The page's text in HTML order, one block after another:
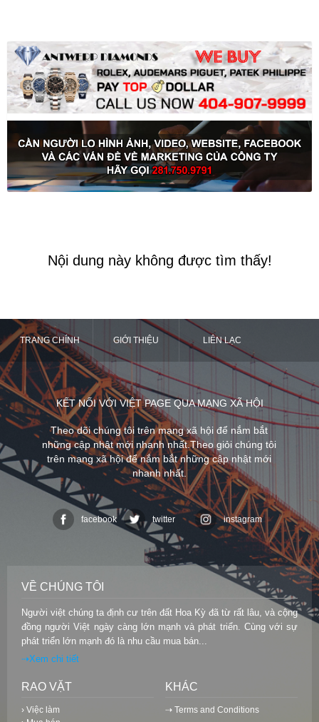
Nội dung này không được tìm thấy!
TRANG CHÍNH GIỚI THIỆU LIÊN LẠC
KẾT NỐI VỚI VIỆT PAGE QUA MẠNG XÃ HỘI
Theo dõi chúng tôi trên mạng xã hội để nắm bắt
những cập nhật mới nhanh nhất.Theo giỏi chúng tôi
trên mạng xã hội để nắm bắt những cập nhật mới
nhanh nhất.
facebook twitter instagram
VỀ CHÚNG TÔI
Người việt chúng ta định cư trên đất Hoa Kỳ đã từ rất lâu, và cộng
đồng người Việt ngày càng lớn mạnh và phát triển. Cùng với sự
phát triển lớn mạnh đó là nhu cầu mua bán...
⇢Xem chi tiết
RAO VẶT
› Việc làm
KHÁC
⇢ Terms and Conditions